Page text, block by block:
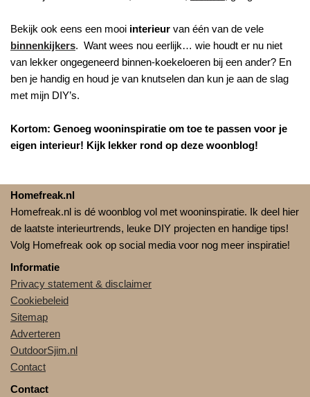
Bekijk ook eens een mooi interieur van één van de vele
binnenkijkers. Want wees nou eerlijk… wie houdt er nu niet
van lekker ongegeneerd binnen-koekeloeren bij een ander? En
ben je handig en houd je van knutselen dan kun je aan de slag
met mijn DIY’s.
Kortom: Genoeg wooninspiratie om toe te passen voor je
eigen interieur! Kijk lekker rond op deze woonblog!
Homefreak.nl
Homefreak.nl is dé woonblog vol met wooninspiratie. Ik deel hier
de laatste interieurtrends, leuke DIY projecten en handige tips!
Volg Homefreak ook op social media voor nog meer inspiratie!
Informatie
Privacy statement & disclaimer
Cookiebeleid
Sitemap
Adverteren
OutdoorSjim.nl
Contact
Contact